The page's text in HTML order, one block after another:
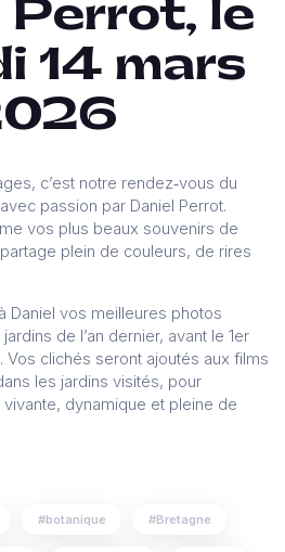
Perrot, le
14 mars
c’est notre rendez‑vous du
passion par Daniel Perrot.
vos plus beaux souvenirs de
plein de couleurs, de rires
Daniel vos meilleures photos
de l’an dernier, avant le 1er
Vos clichés seront ajoutés aux films
les jardins visités, pour
dynamique et pleine de
botanique Bretagne